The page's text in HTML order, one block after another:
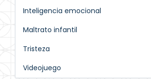
Inteligencia emocional
Maltrato infantil
Tristeza
Videojuego